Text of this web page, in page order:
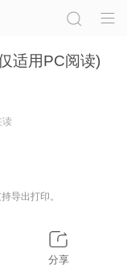
适用PC阅读)
读
导出打印。
分享